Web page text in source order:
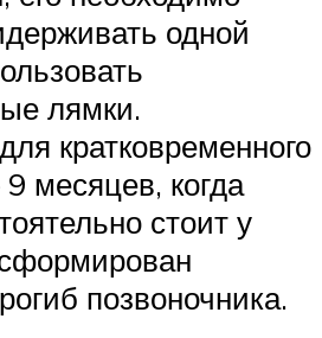
одной
лямки.
кратковременного
месяцев, когда
стоит у
позвоночника.